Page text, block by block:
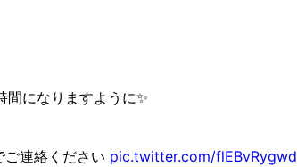
になりますように✨
連絡ください pic.twitter.com/flEBvRygwd